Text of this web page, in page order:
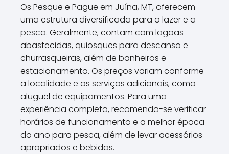
Os Pesque e Pague em Juína, MT, oferecem
uma estrutura diversificada para o lazer e a
pesca. Geralmente, contam com lagoas
abastecidas, quiosques para descanso e
churrasqueiras, além de banheiros e
estacionamento. Os preços variam conforme
a localidade e os serviços adicionais, como
aluguel de equipamentos. Para uma
experiência completa, recomenda-se verificar
horários de funcionamento e a melhor época
do ano para pesca, além de levar acessórios
apropriados e bebidas.